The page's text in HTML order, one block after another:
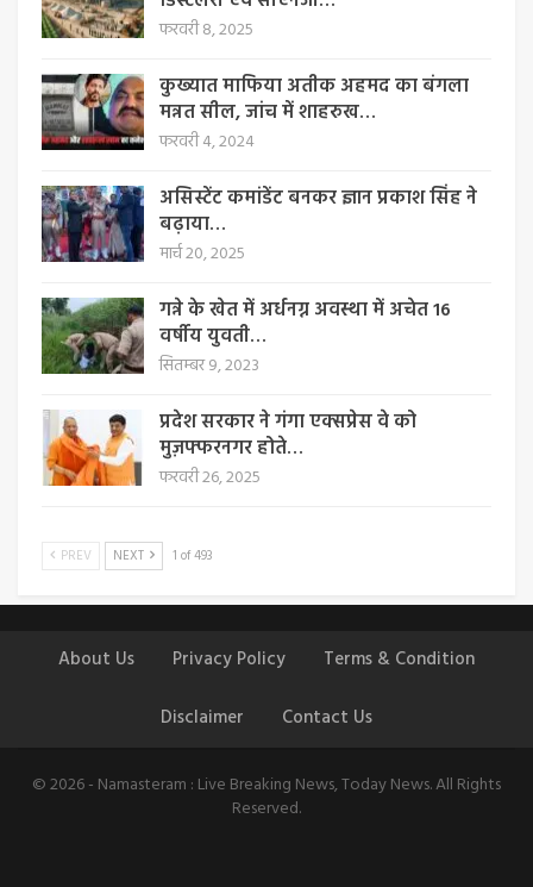
फरवरी 8, 2025
कुख्यात माफिया अतीक अहमद का बंगला
मन्नत सील, जांच में शाहरुख…
फरवरी 4, 2024
असिस्टेंट कमांडेंट बनकर ज्ञान प्रकाश सिंह ने
बढ़ाया…
मार्च 20, 2025
गन्ने के खेत में अर्धनग्न अवस्था में अचेत 16
वर्षीय युवती…
सितम्बर 9, 2023
प्रदेश सरकार ने गंगा एक्सप्रेस वे को
मुज़फ्फरनगर होते…
फरवरी 26, 2025
PREV NEXT 1 of 493
About Us Privacy Policy Terms & Condition
Disclaimer Contact Us
© 2026 - Namasteram : Live Breaking News, Today News. All Rights
Reserved.